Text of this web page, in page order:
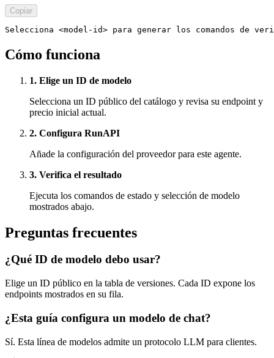
Copiar
Selecciona <model-id> para generar los comandos de
Cómo funciona
1. Elige un ID de modelo
Selecciona un ID público del catálogo y revisa su endpoint y
precio inicial actual.
2. Configura RunAPI
Añade la configuración del proveedor para este agente.
3. Verifica el resultado
Ejecuta los comandos de estado y selección de modelo
mostrados abajo.
Preguntas frecuentes
¿Qué ID de modelo debo usar?
Elige un ID público en la tabla de versiones. Cada ID expone los
endpoints mostrados en su fila.
¿Esta guía configura un modelo de chat?
Sí. Esta línea de modelos admite un protocolo LLM para clientes.